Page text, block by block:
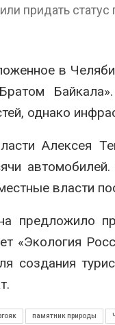
придать статус
в
однако
Алексея
власти
предложило
«Экология
создания
памятник природы